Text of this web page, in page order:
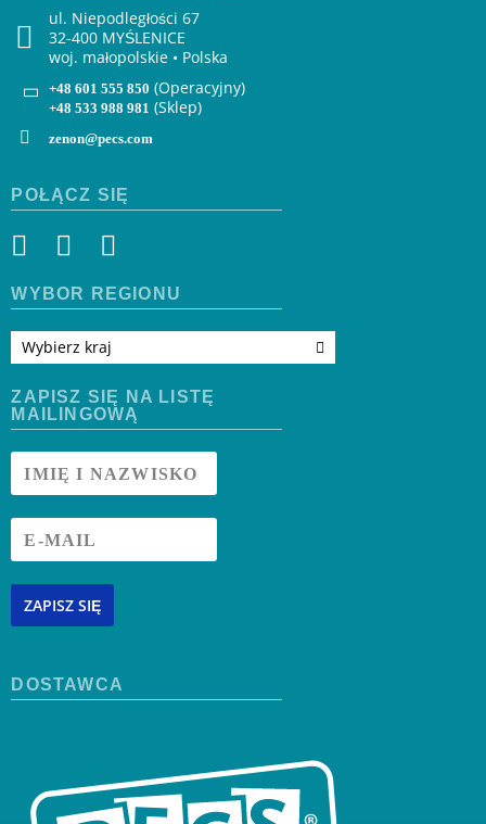
ul. Niepodległości 67
32-400 MYŚLENICE
woj. małopolskie • Polska
+48 601 555 850 (Operacyjny)
+48 533 988 981 (Sklep)
zenon@pecs.com
POŁĄCZ SIĘ
WYBÓR REGIONU
Wybierz kraj
ZAPISZ SIĘ NA LISTĘ
MAILINGOWĄ
ZAPISZ SIĘ
DOSTAWCA